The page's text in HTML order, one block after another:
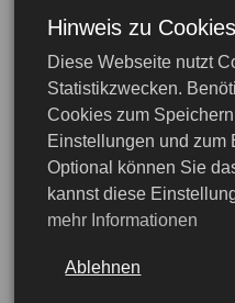
Казахстан
Казахстан Вчера
Казахстан
электронную
Hinweis zu Cookies
Diese Webseite nutzt
Statistikzwecken.
Cookies zum
Einstellungen und zum
Optional können Sie
kannst diese
mehr Informationen
Ablehnen